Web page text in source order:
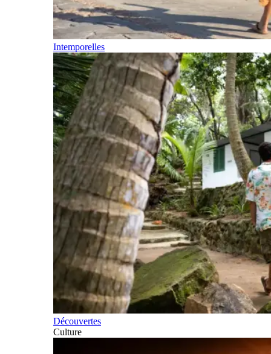
Intemporelles
Découvertes
Culture